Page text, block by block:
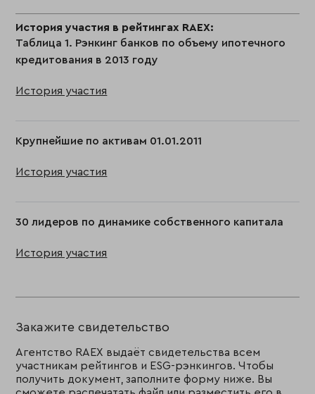
История участия в рейтингах RAEX:
Таблица 1. Рэнкинг банков по объему ипотечного
кредитования в 2013 году
История участия
Крупнейшие по активам 01.01.2011
История участия
30 лидеров по динамике собственного капитала
История участия
Закажите свидетельство
Агентство RAEX выдаёт свидетельства всем
участникам рейтингов и ESG-рэнкингов. Чтобы
получить документ, заполните форму ниже. Вы